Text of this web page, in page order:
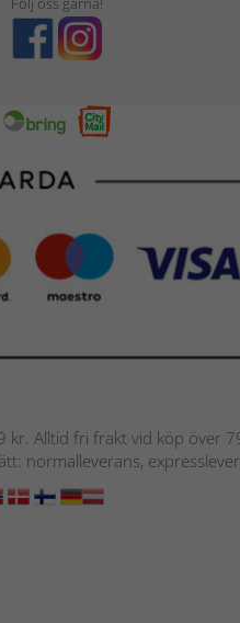
kr. Alltid fri frakt vid köp över
normalleverans,